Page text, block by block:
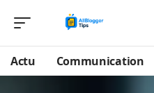
Actu Communication